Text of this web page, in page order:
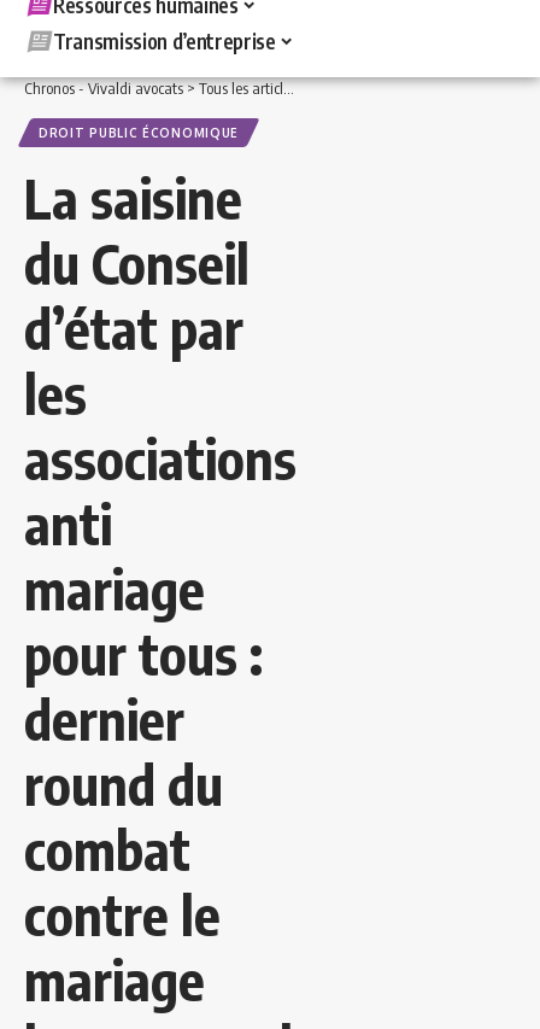
Transmission d’entreprise
Chronos - Vivaldi avocats>Tous les articles >Droit Public>Droit public
DROIT PUBLIC ÉCONOMIQUE
La saisine
du Conseil
d’état par
les
associations
anti
mariage
pour tous :
dernier
round du
combat
contre le
mariage